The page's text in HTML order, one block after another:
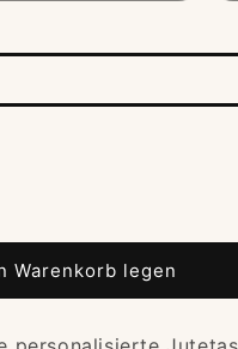
Warenkorb legen